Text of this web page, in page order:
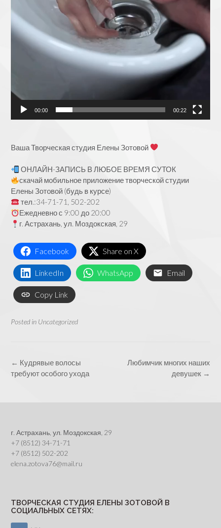
00:00 00:22
Ваша Творческая студия Елены Зотовой
ОНЛАЙН-ЗАПИСЬ В ЛЮБОЕ ВРЕМЯ СУТОК
скачай мобильное приложение творческой студии
Елены Зотовой (будь в курсе)
тел.:34-71-71, 502-202
Ежедневно с 9:00 до 20:00
г. Астрахань, ул. Моздокская, 29
Facebook Share on X
LinkedIn WhatsApp Email
Copy Link
Posted in Uncategorized
Post
navigation
Любимчик многих наших
девушек →
← Кудрявые волосы
требуют особого ухода
г. Астрахань, ул. Моздокская, 29
+7 (8512) 34-71-71
+7 (8512) 502-202
elena.zotova76@mail.ru
ТВОРЧЕСКАЯ СТУДИЯ ЕЛЕНЫ ЗОТОВОЙ В
СОЦИАЛЬНЫХ СЕТЯХ: